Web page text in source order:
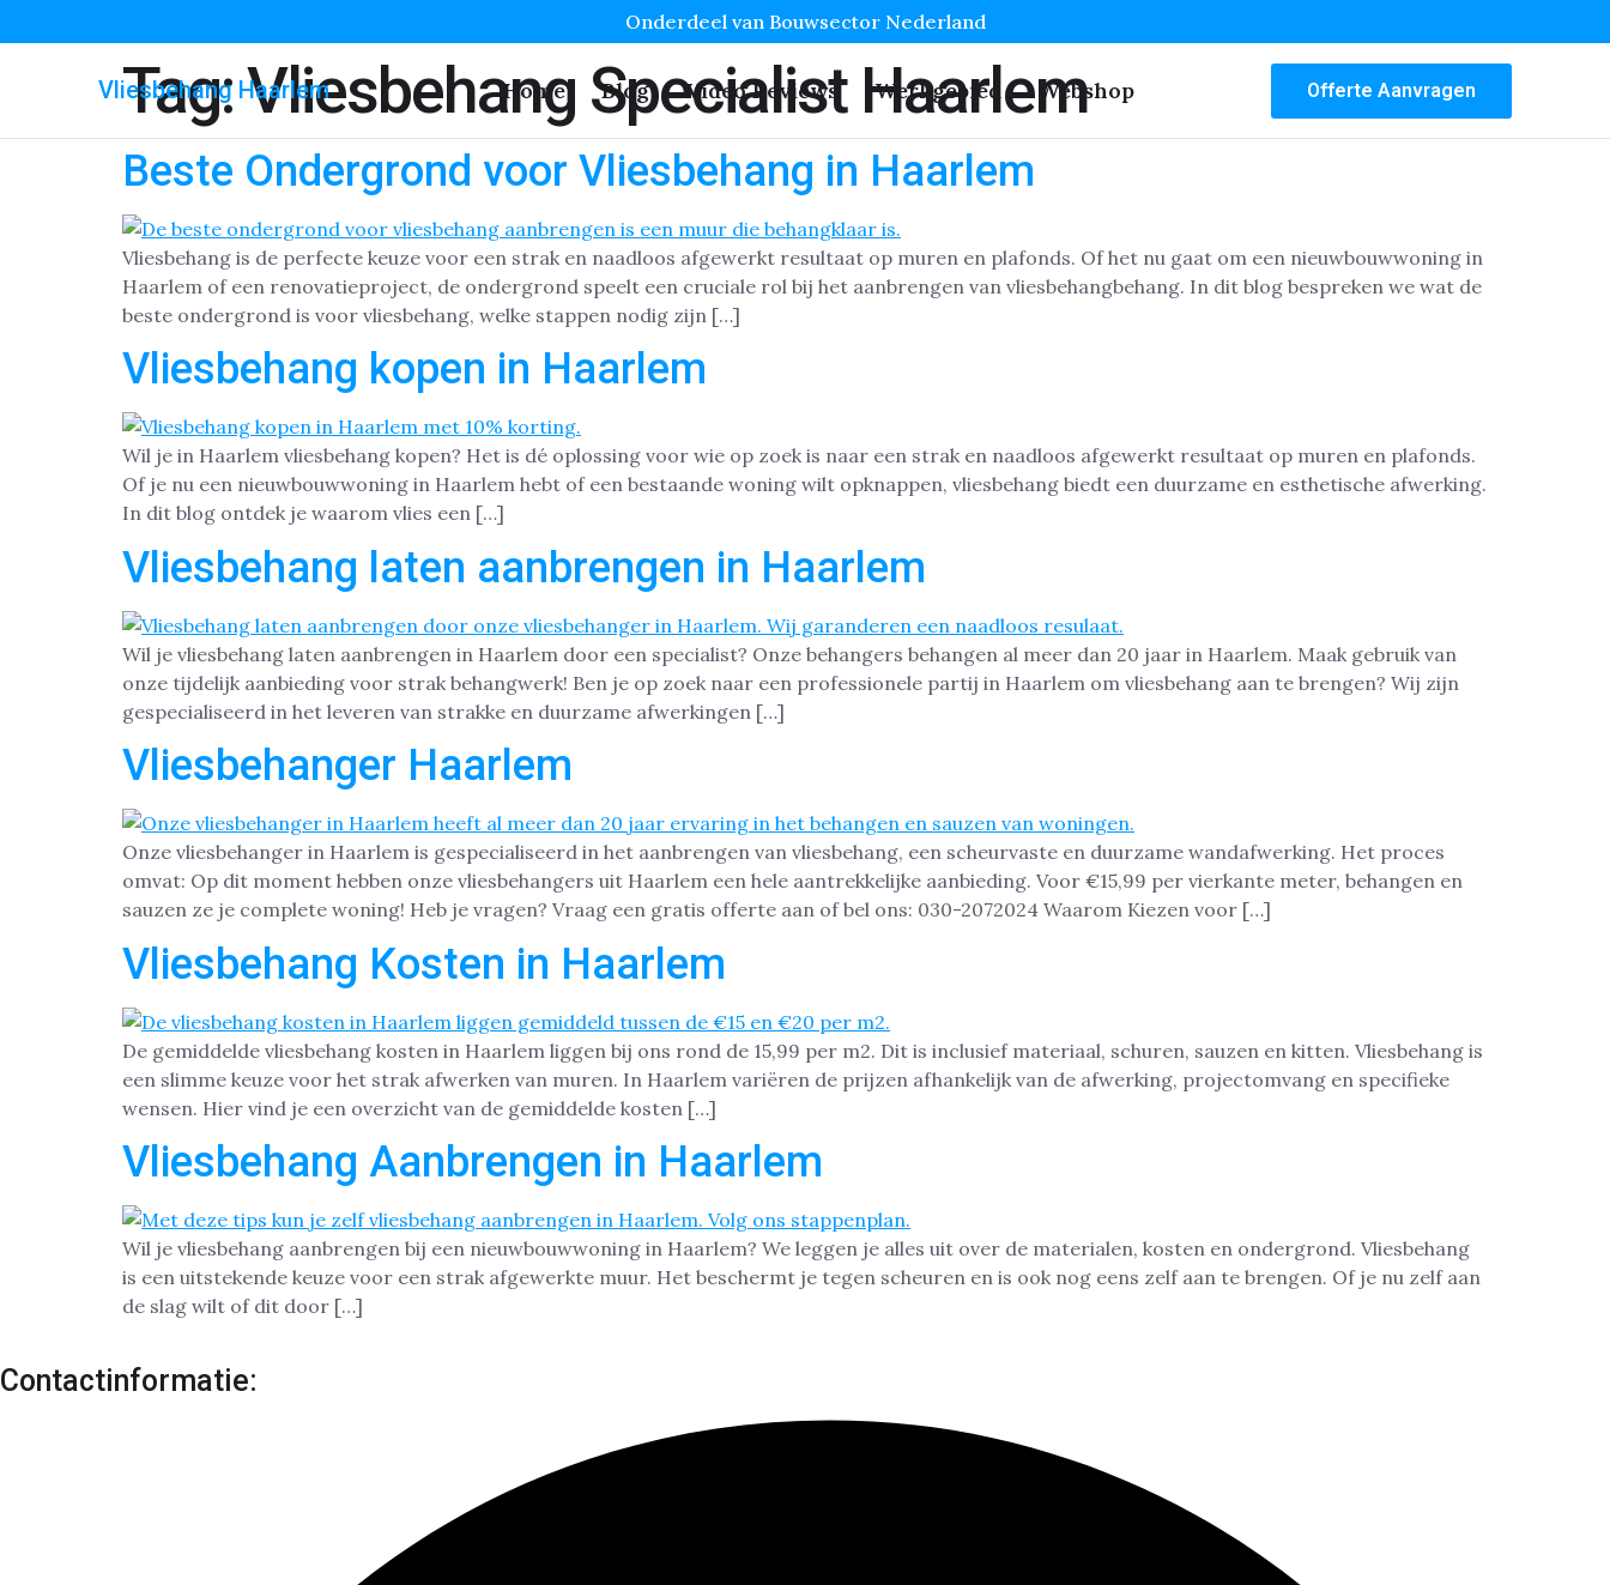
Onderdeel van Bouwsector Nederland
Vliesbehang Haarlem Home Blog Video Reviews Werkgebied Webshop Offerte Aanvragen
Tag:Vliesbehang Specialist Haarlem
Beste Ondergrond voor Vliesbehang in Haarlem
Vliesbehang is de perfecte keuze voor een strak en naadloos afgewerkt resultaat op muren en plafonds. Of het nu gaat om een nieuwbouwwoning in
Haarlem of een renovatieproject, de ondergrond speelt een cruciale rol bij het aanbrengen van vliesbehangbehang. In dit blog bespreken we wat de
beste ondergrond is voor vliesbehang, welke stappen nodig zijn […]
Vliesbehang kopen in Haarlem
Wil je in Haarlem vliesbehang kopen? Het is dé oplossing voor wie op zoek is naar een strak en naadloos afgewerkt resultaat op muren en plafonds.
Of je nu een nieuwbouwwoning in Haarlem hebt of een bestaande woning wilt opknappen, vliesbehang biedt een duurzame en esthetische afwerking.
In dit blog ontdek je waarom vlies een […]
Vliesbehang laten aanbrengen in Haarlem
Wil je vliesbehang laten aanbrengen in Haarlem door een specialist? Onze behangers behangen al meer dan 20 jaar in Haarlem. Maak gebruik van
onze tijdelijk aanbieding voor strak behangwerk! Ben je op zoek naar een professionele partij in Haarlem om vliesbehang aan te brengen? Wij zijn
gespecialiseerd in het leveren van strakke en duurzame afwerkingen […]
Vliesbehanger Haarlem
Onze vliesbehanger in Haarlem is gespecialiseerd in het aanbrengen van vliesbehang, een scheurvaste en duurzame wandafwerking. Het proces
omvat: Op dit moment hebben onze vliesbehangers uit Haarlem een hele aantrekkelijke aanbieding. Voor €15,99 per vierkante meter, behangen en
sauzen ze je complete woning! Heb je vragen? Vraag een gratis offerte aan of bel ons: 030-2072024 Waarom Kiezen voor […]
Vliesbehang Kosten in Haarlem
De gemiddelde vliesbehang kosten in Haarlem liggen bij ons rond de 15,99 per m2. Dit is inclusief materiaal, schuren, sauzen en kitten. Vliesbehang is
een slimme keuze voor het strak afwerken van muren. In Haarlem variëren de prijzen afhankelijk van de afwerking, projectomvang en specifieke
wensen. Hier vind je een overzicht van de gemiddelde kosten […]
Vliesbehang Aanbrengen in Haarlem
Wil je vliesbehang aanbrengen bij een nieuwbouwwoning in Haarlem? We leggen je alles uit over de materialen, kosten en ondergrond. Vliesbehang
is een uitstekende keuze voor een strak afgewerkte muur. Het beschermt je tegen scheuren en is ook nog eens zelf aan te brengen. Of je nu zelf aan
de slag wilt of dit door […]
Contactinformatie: